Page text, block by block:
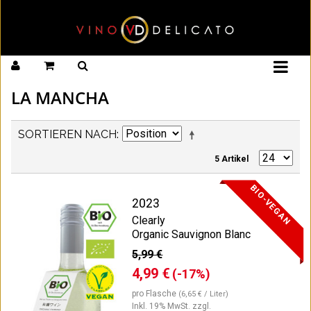
LA MANCHA
SORTIEREN NACH
5 Artikel
BIO-VEGAN
2023
Clearly
Organic Sauvignon Blanc
5,99 €
4,99 € (-17%)
pro Flasche (6,65 € / Liter)
Inkl. 19% MwSt. zzgl.